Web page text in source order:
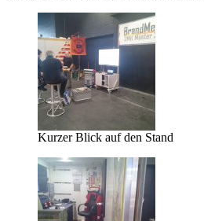
Kurzer Blick auf den Stand